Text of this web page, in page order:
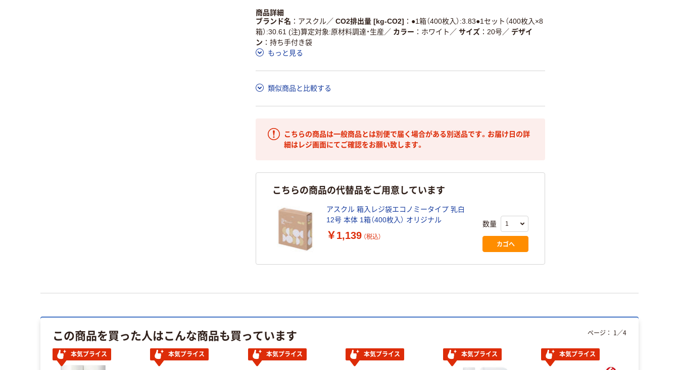
仕組
ある
いる
この商品の環境配慮ポイントです。詳しくはページ下部の商品詳細「 アスクル商品環境スコ
ア詳細／加点項目
商品詳細
ブランド名
アスクル／ CO2排出量 [kg-CO2]
●1箱（400枚入）:3.83●1セット（400枚入×8
箱）:30.61 (注)算定対象:原材料調達・生産／ カラー ホワイト ／ サイズ 20号／ デザイ
ン
持ち手付き袋
もっと見る
類似商品と比較する
こちらの商品は一般商品とは別便で届く場合がある別送品です。お届け日の詳
細はレジ画面にてご確認をお願い致します。
こちらの商品の代替品をご用意しています
アスクル 箱入レジ袋エコノミータイプ 乳白
12号 本体 1箱（400枚入） オリジナル
￥1,139 （税込）
数量
カゴへ
この商品を買った人はこんな商品も買っています
本気プライス 本気プライス 本気プライス 本気プライス 本気プライス 本気プライス
ページ： 1 ／4